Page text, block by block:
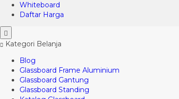
Whiteboard
Daftar Harga
Kategori Belanja
Blog
Glassboard Frame Aluminium
Glassboard Gantung
Glassboard Standing